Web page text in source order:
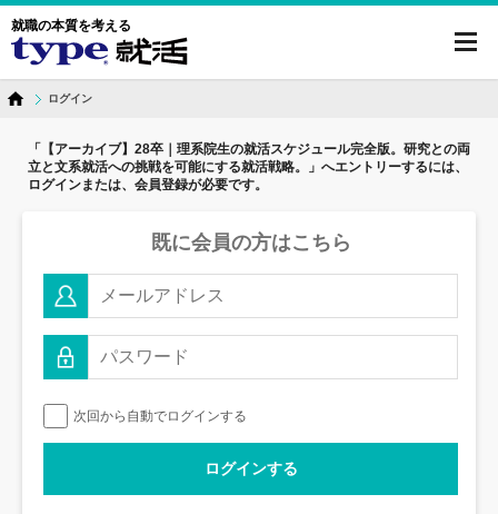
就職の本質を考える
ログイン
「【アーカイブ】28卒｜理系院生の就活スケジュール完全版。研究との両
立と文系就活への挑戦を可能にする就活戦略。」へエントリーするには、
ログインまたは、会員登録が必要です。
既に会員の方はこちら
次回から自動でログインする